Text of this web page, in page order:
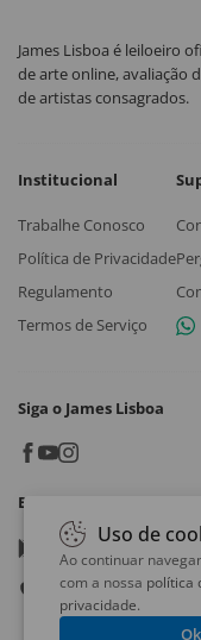
James Lisboa é leiloeiro
de arte online, avaliação
de artistas consagrados.
Institucional
Trabalhe Conosco
Política de Privacidade
Regulamento
Termos de Serviço
Siga o James Lisboa
Baixe o App
Google play
App store
Uso de
Ao continuar
com a nossa política
privacidade.
Ok